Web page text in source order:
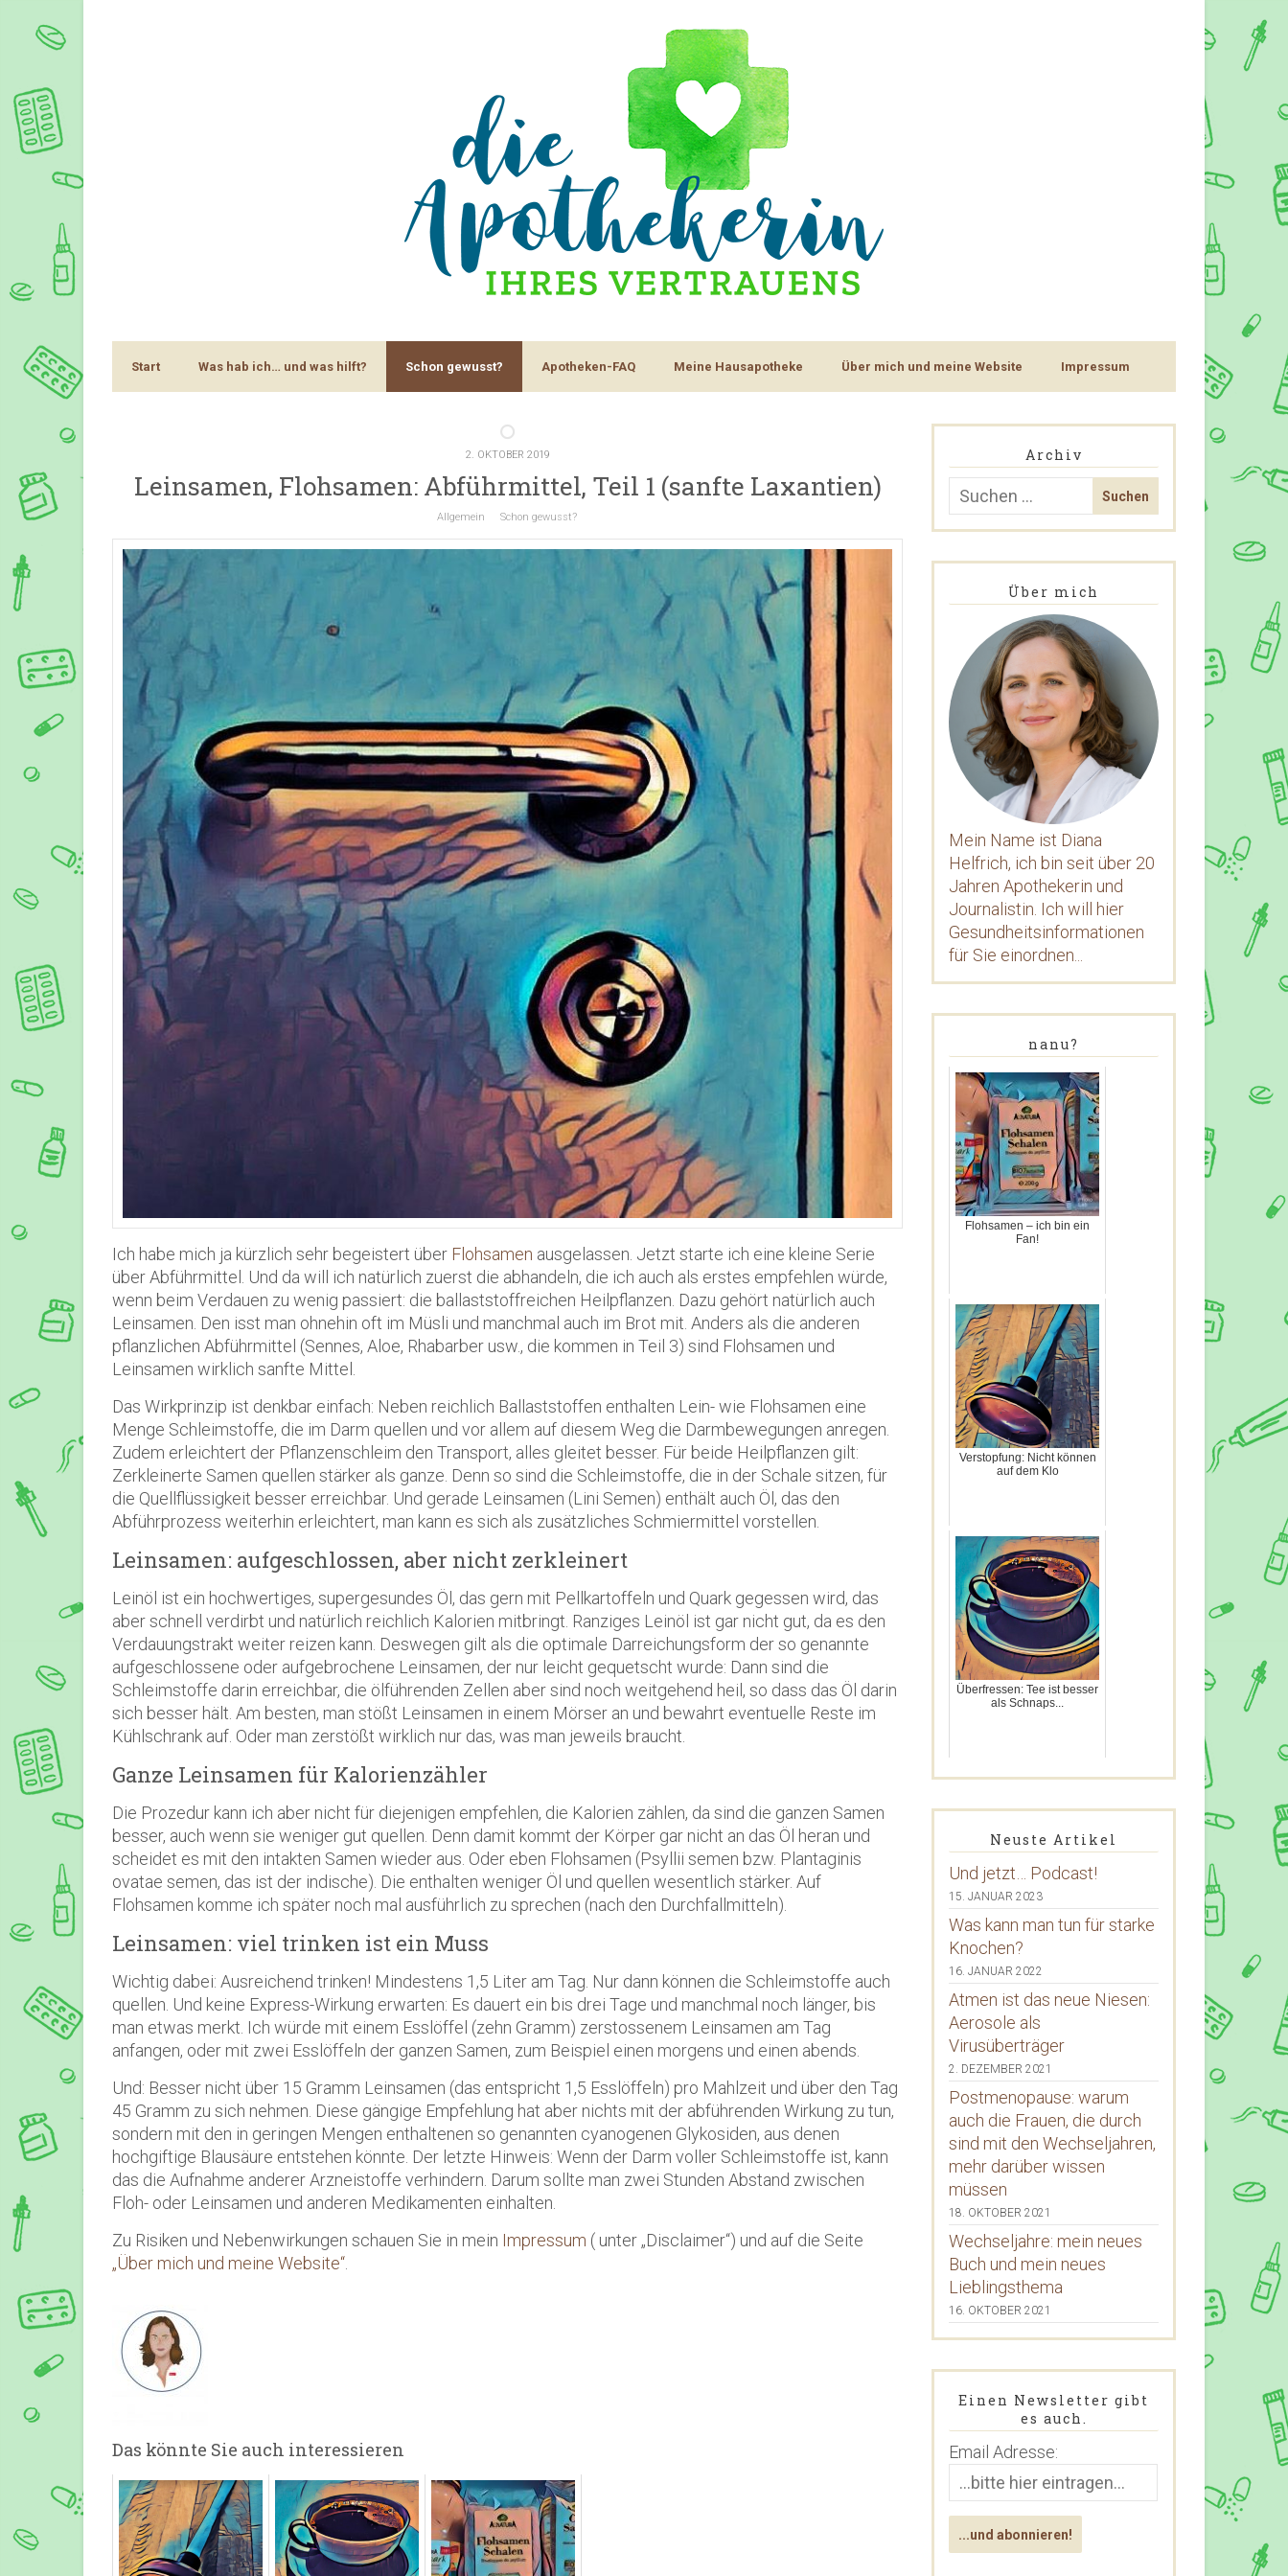
Start Was hab ich… und was hilft? Schon gewusst? Apotheken-FAQ Meine Hausapotheke Über mich und meine Website Impressum
2. OKTOBER 2019
Leinsamen, Flohsamen: Abführmittel, Teil 1 (sanfte Laxantien)
Allgemein Schon gewusst?
Ich habe mich ja kürzlich sehr begeistert über Flohsamen ausgelassen. Jetzt starte ich eine kleine Serie
über Abführmittel. Und da will ich natürlich zuerst die abhandeln, die ich auch als erstes empfehlen würde,
wenn beim Verdauen zu wenig passiert: die ballaststoffreichen Heilpflanzen. Dazu gehört natürlich auch
Leinsamen. Den isst man ohnehin oft im Müsli und manchmal auch im Brot mit. Anders als die anderen
pflanzlichen Abführmittel (Sennes, Aloe, Rhabarber usw., die kommen in Teil 3) sind Flohsamen und
Leinsamen wirklich sanfte Mittel.
Das Wirkprinzip ist denkbar einfach: Neben reichlich Ballaststoffen enthalten Lein- wie Flohsamen eine
Menge Schleimstoffe, die im Darm quellen und vor allem auf diesem Weg die Darmbewegungen anregen.
Zudem erleichtert der Pflanzenschleim den Transport, alles gleitet besser. Für beide Heilpflanzen gilt:
Zerkleinerte Samen quellen stärker als ganze. Denn so sind die Schleimstoffe, die in der Schale sitzen, für
die Quellflüssigkeit besser erreichbar. Und gerade Leinsamen (Lini Semen) enthält auch Öl, das den
Abführprozess weiterhin erleichtert, man kann es sich als zusätzliches Schmiermittel vorstellen.
Leinsamen: aufgeschlossen, aber nicht zerkleinert
Leinöl ist ein hochwertiges, supergesundes Öl, das gern mit Pellkartoffeln und Quark gegessen wird, das
aber schnell verdirbt und natürlich reichlich Kalorien mitbringt. Ranziges Leinöl ist gar nicht gut, da es den
Verdauungstrakt weiter reizen kann. Deswegen gilt als die optimale Darreichungsform der so genannte
aufgeschlossene oder aufgebrochene Leinsamen, der nur leicht gequetscht wurde: Dann sind die
Schleimstoffe darin erreichbar, die ölführenden Zellen aber sind noch weitgehend heil, so dass das Öl darin
sich besser hält. Am besten, man stößt Leinsamen in einem Mörser an und bewahrt eventuelle Reste im
Kühlschrank auf. Oder man zerstößt wirklich nur das, was man jeweils braucht.
Ganze Leinsamen für Kalorienzähler
Die Prozedur kann ich aber nicht für diejenigen empfehlen, die Kalorien zählen, da sind die ganzen Samen
besser, auch wenn sie weniger gut quellen. Denn damit kommt der Körper gar nicht an das Öl heran und
scheidet es mit den intakten Samen wieder aus. Oder eben Flohsamen (Psyllii semen bzw. Plantaginis
ovatae semen, das ist der indische). Die enthalten weniger Öl und quellen wesentlich stärker. Auf
Flohsamen komme ich später noch mal ausführlich zu sprechen (nach den Durchfallmitteln).
Leinsamen: viel trinken ist ein Muss
Wichtig dabei: Ausreichend trinken! Mindestens 1,5 Liter am Tag. Nur dann können die Schleimstoffe auch
quellen. Und keine Express-Wirkung erwarten: Es dauert ein bis drei Tage und manchmal noch länger, bis
man etwas merkt. Ich würde mit einem Esslöffel (zehn Gramm) zerstossenem Leinsamen am Tag
anfangen, oder mit zwei Esslöffeln der ganzen Samen, zum Beispiel einen morgens und einen abends.
Und: Besser nicht über 15 Gramm Leinsamen (das entspricht 1,5 Esslöffeln) pro Mahlzeit und über den Tag
45 Gramm zu sich nehmen. Diese gängige Empfehlung hat aber nichts mit der abführenden Wirkung zu tun,
sondern mit den in geringen Mengen enthaltenen so genannten cyanogenen Glykosiden, aus denen
hochgiftige Blausäure entstehen könnte. Der letzte Hinweis: Wenn der Darm voller Schleimstoffe ist, kann
das die Aufnahme anderer Arzneistoffe verhindern. Darum sollte man zwei Stunden Abstand zwischen
Floh- oder Leinsamen und anderen Medikamenten einhalten.
Zu Risiken und Nebenwirkungen schauen Sie in mein Impressum ( unter „Disclaimer“) und auf die Seite
„Über mich und meine Website“
Das könnte Sie auch interessieren
Archiv
Über mich
Mein Name ist Diana
Helfrich, ich bin seit über 20
Jahren Apothekerin und
Journalistin. Ich will hier
Gesundheitsinformationen
für Sie einordnen...
nanu?
Flohsamen – ich bin ein
Fan!
Verstopfung: Nicht können
auf dem Klo
Überfressen: Tee ist besser
als Schnaps...
Neuste Artikel
Und jetzt… Podcast!
15. JANUAR 2023
Was kann man tun für starke
Knochen?
16. JANUAR 2022
Atmen ist das neue Niesen:
Aerosole als
Virusüberträger
2. DEZEMBER 2021
Postmenopause: warum
auch die Frauen, die durch
sind mit den Wechseljahren,
mehr darüber wissen
müssen
18. OKTOBER 2021
Wechseljahre: mein neues
Buch und mein neues
Lieblingsthema
16. OKTOBER 2021
Einen Newsletter gibt
es auch.
Email Adresse: